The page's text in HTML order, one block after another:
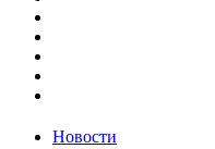
Новости